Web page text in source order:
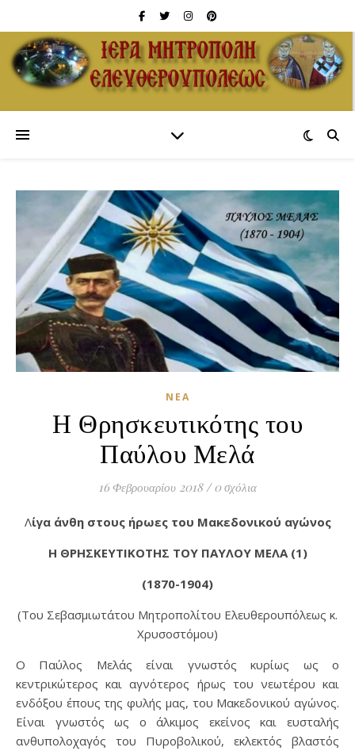
ΝΈΑ
Η Θρησκευτικότης του
Παύλου Μελά
16 Φεβρουαρίου 2018 / 0 σχόλια
Λίγα άνθη στους ήρωες του Μακεδονικού αγώνος
Η ΘΡΗΣΚΕΥΤΙΚΟΤΗΣ ΤΟΥ ΠΑΥΛΟΥ ΜΕΛΑ (1)
(1870-1904)
(Του Σεβασμιωτάτου Μητροπολίτου Ελευθερουπόλεως κ.
Χρυσοστόμου)
Ο Παύλος Μελάς είναι γνωστός κυρίως ως ο
κεντρικώτερος και αγνότερος ήρως του νεωτέρου και
ενδόξου έπους της φυλής μας, του Μακεδονικού αγώνος.
Είναι γνωστός ως ο άλκιμος εκείνος και ευσταλής
ανθυπολοχαγός του Πυροβολικού, εκλεκτός βλαστός